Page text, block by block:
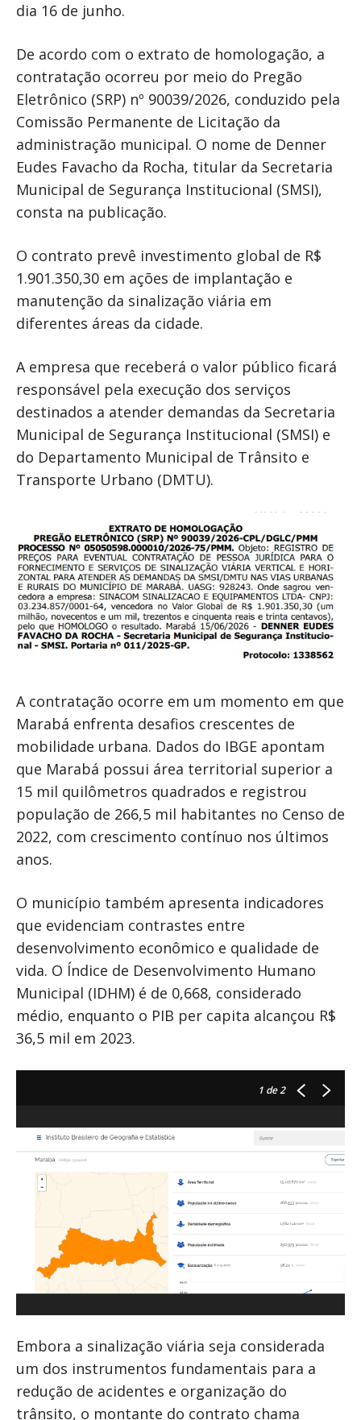
dia 16 de junho.
De acordo com o extrato de homologação, a
contratação ocorreu por meio do Pregão
Eletrônico (SRP) nº 90039/2026, conduzido pela
Comissão Permanente de Licitação da
administração municipal. O nome de Denner
Eudes Favacho da Rocha, titular da Secretaria
Municipal de Segurança Institucional (SMSI),
consta na publicação.
O contrato prevê investimento global de R$
1.901.350,30 em ações de implantação e
manutenção da sinalização viária em
diferentes áreas da cidade.
A empresa que receberá o valor público ficará
responsável pela execução dos serviços
destinados a atender demandas da Secretaria
Municipal de Segurança Institucional (SMSI) e
do Departamento Municipal de Trânsito e
Transporte Urbano (DMTU).
A contratação ocorre em um momento em que
Marabá enfrenta desafios crescentes de
mobilidade urbana. Dados do IBGE apontam
que Marabá possui área territorial superior a
15 mil quilômetros quadrados e registrou
população de 266,5 mil habitantes no Censo de
2022, com crescimento contínuo nos últimos
anos.
O município também apresenta indicadores
que evidenciam contrastes entre
desenvolvimento econômico e qualidade de
vida. O Índice de Desenvolvimento Humano
Municipal (IDHM) é de 0,668, considerado
médio, enquanto o PIB per capita alcançou R$
36,5 mil em 2023.
1 de 2
Embora a sinalização viária seja considerada
um dos instrumentos fundamentais para a
redução de acidentes e organização do
trânsito, o montante do contrato chama